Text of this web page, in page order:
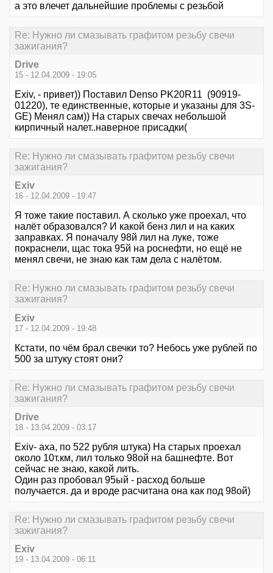
а это влечет дальнейшие проблемы с резьбой
Re: Нужно ли смазывать графитом резьбу свечи
зажигания?
Drive
15 - 12.04.2009 - 19:05
Exiv, - привет)) Поставил Denso PK20R11 (90919-
01220), те единственные, которые и указаны для 3S-
GE) Менял сам)) На старых свечах небольшой
кирпичный налет..наверное присадки(
Re: Нужно ли смазывать графитом резьбу свечи
зажигания?
Exiv
16 - 12.04.2009 - 19:47
Я тоже такие поставил. А сколько уже проехал, что
налёт образовался? И какой бенз лил и на каких
заправках. Я поначалу 98й лил на луке, тоже
покраснели, щас тока 95й на роснефти, но ещё не
менял свечи, не знаю как там дела с налётом.
Re: Нужно ли смазывать графитом резьбу свечи
зажигания?
Exiv
17 - 12.04.2009 - 19:48
Кстати, по чём брал свечки то? Небось уже рублей по
500 за штуку стоят они?
Re: Нужно ли смазывать графитом резьбу свечи
зажигания?
Drive
18 - 13.04.2009 - 03:17
Exiv- аха, по 522 рубля штука) На старых проехал
около 10т.км, лил только 98ой на башнефте. Вот
сейчас не знаю, какой лить.
Один раз пробовал 95ый - расход больше
получается. да и вроде расчитана она как под 98ой)
Re: Нужно ли смазывать графитом резьбу свечи
зажигания?
Exiv
19 - 13.04.2009 - 06:11